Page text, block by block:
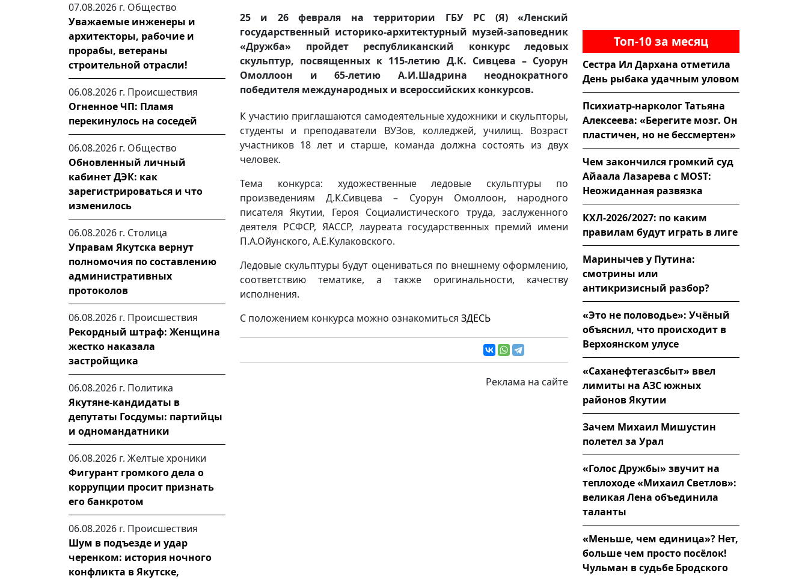
07.08.2026 г. Общество
Уважаемые инженеры и
архитекторы, рабочие и
прорабы, ветераны
строительной отрасли!
06.08.2026 г. Происшествия
Огненное ЧП: Пламя
перекинулось на соседей
06.08.2026 г. Общество
Обновленный личный
кабинет ДЭК: как
зарегистрироваться и что
изменилось
06.08.2026 г. Столица
Управам Якутска вернут
полномочия по составлению
административных
протоколов
06.08.2026 г. Происшествия
Рекордный штраф: Женщина
жестко наказала
застройщика
06.08.2026 г. Политика
Якутяне-кандидаты в
депутаты Госдумы: партийцы
и одномандатники
06.08.2026 г. Желтые хроники
Фигурант громкого дела о
коррупции просит признать
его банкротом
06.08.2026 г. Происшествия
Шум в подъезде и удар
черенком: история ночного
конфликта в Якутске,
25 и 26 февраля на территории ГБУ РС (Я) «Ленский
государственный историко-архитектурный музей-заповедник
«Дружба» пройдет республиканский конкурс ледовых
скульптур, посвященных к 115-летию Д.К. Сивцева – Суорун
Омоллоон и 65-летию А.И.Шадрина неоднократного
победителя международных и всероссийских конкурсов.
К участию приглашаются самодеятельные художники и скульпторы,
студенты и преподаватели ВУЗов, колледжей, училищ. Возраст
участников 18 лет и старше, команда должна состоять из двух
человек.
Тема конкурса: художественные ледовые скульптуры по
произведениям Д.К.Сивцева – Суорун Омоллоон, народного
писателя Якутии, Героя Социалистического труда, заслуженного
деятеля РСФСР, ЯАССР, лауреата государственных премий имени
П.А.Ойунского, А.Е.Кулаковского.
Ледовые скульптуры будут оцениваться по внешнему оформлению,
соответствию тематике, а также оригинальности, качеству
исполнения.
С положением конкурса можно ознакомиться ЗДЕСЬ
Реклама на сайте
Топ-10 за месяц
Сестра Ил Дархана отметила
День рыбака удачным уловом
Психиатр-нарколог Татьяна
Алексеева: «Берегите мозг. Он
пластичен, но не бессмертен»
Чем закончился громкий суд
Айаала Лазарева с MOST:
Неожиданная развязка
КХЛ-2026/2027: по каким
правилам будут играть в лиге
Маринычев у Путина:
смотрины или
антикризисный разбор?
«Это не половодье»: Учёный
объяснил, что происходит в
Верхоянском улусе
«Саханефтегазсбыт» ввел
лимиты на АЗС южных
районов Якутии
Зачем Михаил Мишустин
полетел за Урал
«Голос Дружбы» звучит на
теплоходе «Михаил Светлов»:
великая Лена объединила
таланты
«Меньше, чем единица»? Нет,
больше чем просто посёлок!
Чульман в судьбе Бродского